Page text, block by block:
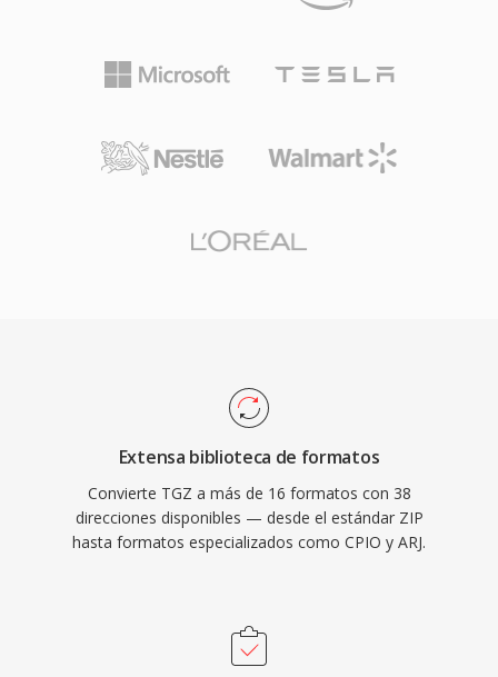
Extensa biblioteca de formatos
Convierte TGZ a más de 16 formatos con 38
direcciones disponibles — desde el estándar ZIP
hasta formatos especializados como CPIO y ARJ.